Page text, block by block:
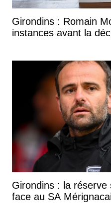
Girondins : Romain
instances avant la
Girondins : la réserve
face au SA